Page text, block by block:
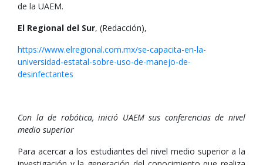
de la UAEM.
El Regional del Sur, (Redacción),
https://www.elregional.com.mx/se-capacita-en-la-
universidad-estatal-sobre-uso-de-manejo-de-
desinfectantes
Con la de robótica, inició UAEM sus conferencias de nivel
medio superior
Para acercar a los estudiantes del nivel medio superior a la